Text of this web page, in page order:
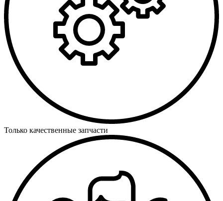
Только качественные запчасти